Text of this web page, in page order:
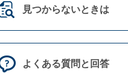
見つからないときは
よくある質問と回答